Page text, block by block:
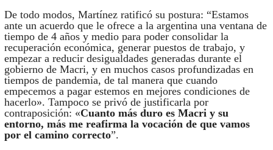
De todo modos, Martínez ratificó su postura: “Estamos
ante un acuerdo que le ofrece a la argentina una ventana de
tiempo de 4 años y medio para poder consolidar la
recuperación económica, generar puestos de trabajo, y
empezar a reducir desigualdades generadas durante el
gobierno de Macri, y en muchos casos profundizadas en
tiempos de pandemia, de tal manera que cuando
empecemos a pagar estemos en mejores condiciones de
hacerlo». Tampoco se privó de justificarla por
contraposición: «Cuanto más duro es Macri y su
entorno, más me reafirma la vocación de que vamos
por el camino correcto”.